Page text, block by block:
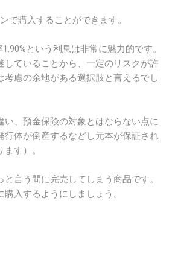
で購入することができます。
という利息は非常に魅力的です。
していることから、一定のリスクが許
考慮の余地がある選択肢と言えるでし
い、預金保険の対象とはならない点に
行体が倒産するなどし元本が保証され
す）。
言う間に完売してしまう商品です。
入するようにしましょう。